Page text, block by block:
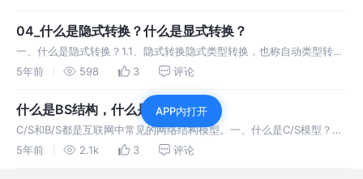
承。
04_什么是隐式转换？什么是显式转换？
一、什么是隐式转换？1.1、隐式转换隐式类型转换，也称自动类型转
换，是指不需要书写代码，由系统自动完成的类型转换。由于实际开发
法，而是
5年前 598 3 评论
什么是BS结构，什么是CS结构？
C/S和B/S都是互联网中常见的网络结构模型。一、什么是C/S模型？C
是英文单词“Client”的首字母，即客户端的意思，C/S就是
5年前 2.1k 3 评论
APP内打开